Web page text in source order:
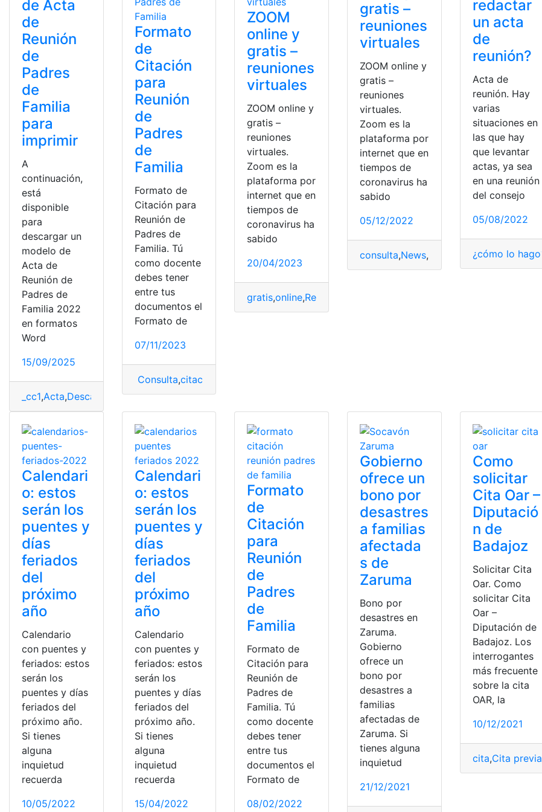
de Acta
de
Reunión
de
Padres
de
Familia
para
imprimir
A
continuación,
está
disponible
para
descargar un
modelo de
Acta de
Reunión de
Padres de
Familia 2022
en formatos
Word
15/09/2025
_cc1,Acta,Descargar padres de familia,Padres o representantes
Formato
de
Citación
para
Reunión
de
Padres
de
Familia
Formato de
Citación para
Reunión de
Padres de
Familia. Tú
como docente
debes tener
entre tus
documentos el
Formato de
07/11/2023
Consulta,citación
ZOOM
online y
gratis –
reuniones
virtuales
ZOOM online y
gratis –
reuniones
virtuales.
Zoom es la
plataforma por
internet que en
tiempos de
coronavirus ha
sabido
20/04/2023
gratis,online,Reuniones
gratis –
reuniones
virtuales
ZOOM online y
gratis –
reuniones
virtuales.
Zoom es la
plataforma por
internet que en
tiempos de
coronavirus ha
sabido
05/12/2022
consulta,News,
redactar
un acta
de
reunión?
Acta de
reunión. Hay
varias
situaciones en
las que hay
que levantar
actas, ya sea
en una reunión
del consejo
05/08/2022
¿cómo lo hago?
Calendari
o: estos
serán los
puentes y
días
feriados
del
próximo
año
Calendario
con puentes y
feriados: estos
serán los
puentes y días
feriados del
próximo año.
Si tienes
alguna
inquietud
recuerda
10/05/2022
Calendari
o: estos
serán los
puentes y
días
feriados
del
próximo
año
Calendario
con puentes y
feriados: estos
serán los
puentes y días
feriados del
próximo año.
Si tienes
alguna
inquietud
recuerda
15/04/2022
Formato
de
Citación
para
Reunión
de
Padres
de
Familia
Formato de
Citación para
Reunión de
Padres de
Familia. Tú
como docente
debes tener
entre tus
documentos el
Formato de
08/02/2022
Gobierno
ofrece un
bono por
desastres
a familias
afectada
s de
Zaruma
Bono por
desastres en
Zaruma.
Gobierno
ofrece un
bono por
desastres a
familias
afectadas de
Zaruma. Si
tienes alguna
inquietud
21/12/2021
Como
solicitar
Cita Oar –
Diputació
n de
Badajoz
Solicitar Cita
Oar. Como
solicitar Cita
Oar –
Diputación de
Badajoz. Los
interrogantes
más frecuente
sobre la cita
OAR, la
10/12/2021
cita,Cita previa